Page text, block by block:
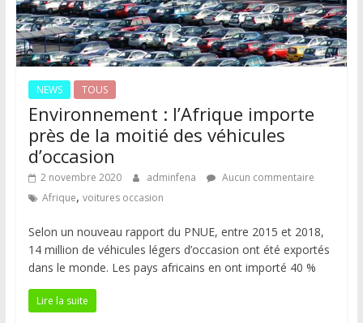
NEWS TOUS
Environnement : l’Afrique importe
près de la moitié des véhicules
d’occasion
2 novembre 2020 adminfena
Aucun commentaire
Afrique, voitures occasion
Selon un nouveau rapport du PNUE, entre 2015 et 2018,
14 million de véhicules légers d’occasion ont été exportés
dans le monde. Les pays africains en ont importé 40 %
Lire la suite